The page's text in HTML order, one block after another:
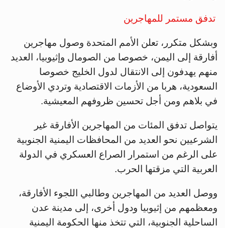
تدفق مستمر للمهاجرين
وبشكل متكرر، تعلن الأمم المتحدة وصول مهاجرين
أفارقة إلى اليمن، خصوصا من الصومال وإثيوبيا، العديد
منهم يهدفون إلى الانتقال لدول الخليج خصوصا
السعودية، هربا من الأزمات الاقتصادية وتردي الأوضاع
في بلاهم ومن أجل تحسين ظروفهم المعيشية.
يتواصل تدفق المئات من المهاجرين الأفارقة غير
الشرعيين نحو العديد من المحافظات اليمنية الجنوبية
على الرغم من استمرار الصراع العسكري في الدولة
العربية التي مزقتها الحرب.
ووصل العديد من المهاجرين وطالبي اللجوء الأفارقة،
ومعظمهم من إثيوبيا ودول أخرى، إلى مدينة عدن
الساحلية الجنوبية، التي تتخذ منها الحكومة اليمنية